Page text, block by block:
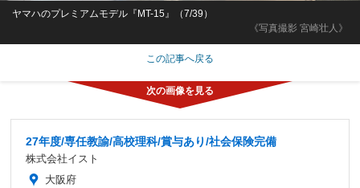
《写真撮影 宮崎壮人》
ヤマハのプレミアムモデル『MT-15』（7/39）
この記事へ戻る
27年度/専任教諭/高校理科/賞与あり/社会保険完備
株式会社イスト
大阪府